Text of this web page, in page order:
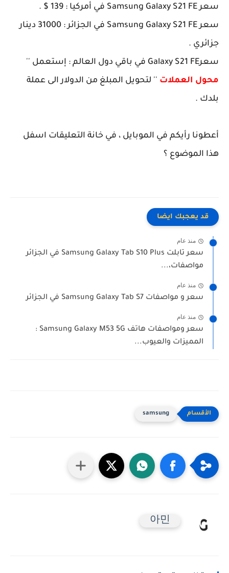
سعر Samsung Galaxy S21 FE في أمركيا : 139 $ .
سعر Samsung Galaxy S21 FE في الجزائر : 31000 دينار
جزائري .
سعرGalaxy S21 FE في باقي دول العالم : إستعمل ''
محول العملات '' لتحويل المبلغ من الدولار الى عملة
بلدك .
أعطونا رأيكم في الموبايل ، في خانة التعليقات اسفل
هذا الموضوع ؟
قد يعجبك ايضا
منذ عام
سعر تابلت Samsung Galaxy Tab S10 Plus في الجزائر
مواصفات،...
منذ عام
سعر و مواصفات Samsung Galaxy Tab S7 في الجزائر
منذ عام
سعر ومواصفات هاتف Samsung Galaxy M53 5G :
المميزات والعيوب...
samsung
아민